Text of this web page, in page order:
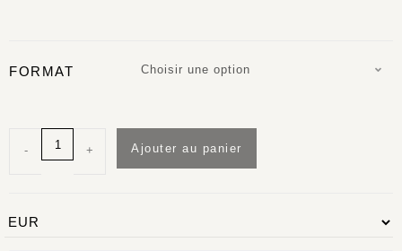
FORMAT Choisir une option
- + Ajouter au panier